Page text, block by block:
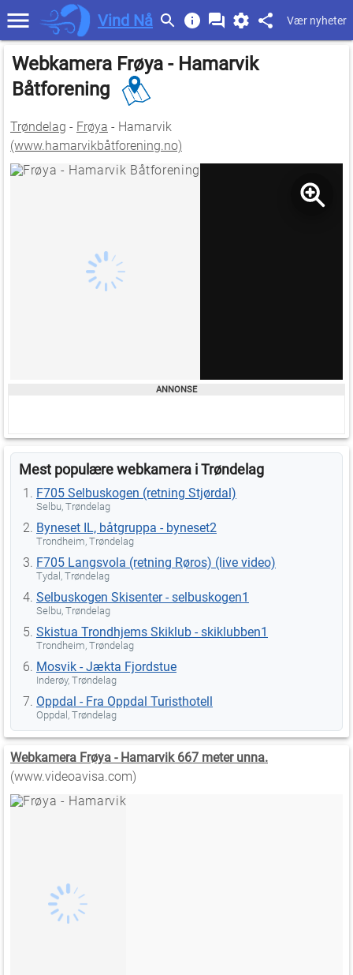
Vind Nå Vær nyheter
Webkamera Frøya - Hamarvik
Båtforening
Trøndelag - Frøya - Hamarvik
(www.hamarvikbåtforening.no)
Mest populære webkamera i Trøndelag
F705 Selbuskogen (retning Stjørdal)
Selbu, Trøndelag
Byneset IL, båtgruppa - byneset2
Trondheim, Trøndelag
F705 Langsvola (retning Røros) (live video)
Tydal, Trøndelag
Selbuskogen Skisenter - selbuskogen1
Selbu, Trøndelag
Skistua Trondhjems Skiklub - skiklubben1
Trondheim, Trøndelag
Mosvik - Jækta Fjordstue
Inderøy, Trøndelag
Oppdal - Fra Oppdal Turisthotell
Oppdal, Trøndelag
Webkamera Frøya - Hamarvik 667 meter unna.
(www.videoavisa.com)